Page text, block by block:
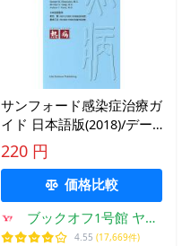
サンフォード感染症治療ガ
イド 日本語版(2018)/デー
ヴィド・N.ギルバート(著
者),菊池賢,橋本正良
220 円
価格比較
ブックオフ1号館 ヤフ
ーショッピング店
4.55 (17,669件)